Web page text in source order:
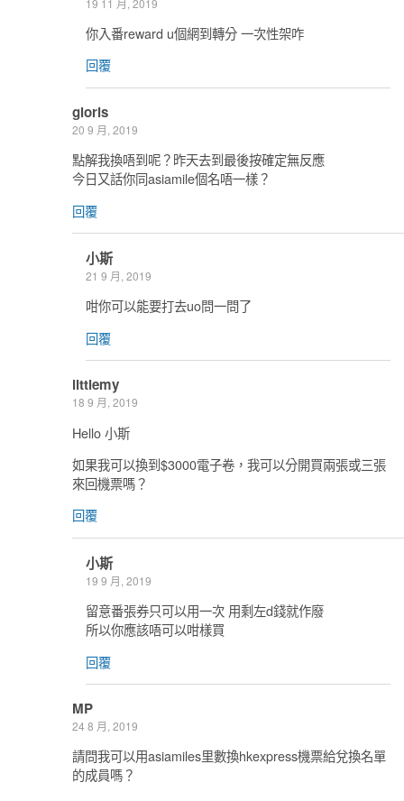
你入番reward u個網到轉分 一次性架咋
回覆
gloris
20 9 月, 2019
點解我換唔到呢？昨天去到最後按確定無反應
今日又話你同asiamile個名唔一樣？
回覆
小斯
21 9 月, 2019
咁你可以能要打去uo問一問了
回覆
littlemy
18 9 月, 2019
Hello 小斯
如果我可以換到$3000電子卷，我可以分開買兩張或三張
來回機票嗎？
回覆
小斯
19 9 月, 2019
留意番張券只可以用一次 用剩左d錢就作廢
所以你應該唔可以咁樣買
回覆
MP
24 8 月, 2019
請問我可以用asiamiles里數換hkexpress機票給兌換名單
的成員嗎？